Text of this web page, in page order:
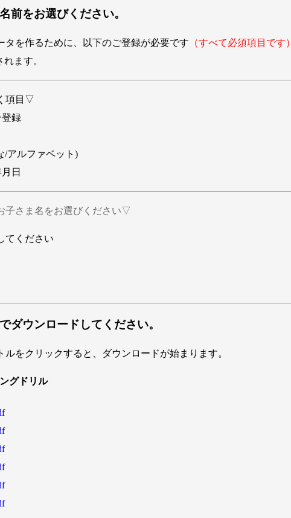
前をお選びください。
タを作るために、以下のご登録が必要です （すべて必須項目です）
ます。
項目▽
録
/アルファベット)
日
子さま名をお選びください▽
てください
ダウンロードしてください。
ルをクリックすると、ダウンロードが始まります。
グドリル